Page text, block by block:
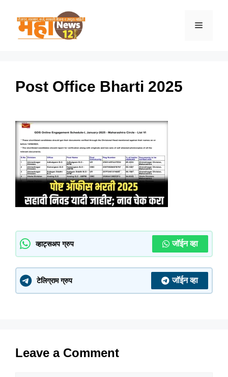
Menu
Post Office Bharti 2025
व्हाट्सअप ग्रुप जॉईन व्हा
टेलिग्राम ग्रुप जॉईन व्हा
Leave a Comment